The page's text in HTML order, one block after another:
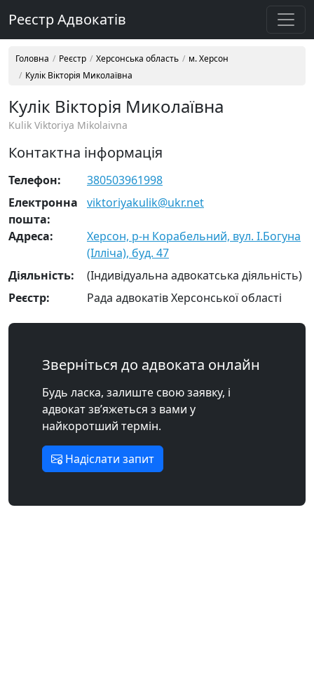
Реєстр Адвокатів
Головна Реєстр Херсонська область
м. Херсон
Кулік Вікторія Миколаївна
Кулік Вікторія Миколаївна
Kulik Viktoriya Mikolaivna
Контактна інформація
Телефон:
380503961998
Електронна
пошта:
viktoriyakulik@ukr.net
Адреса:
Херсон, р-н Корабельний, вул. І.Богуна
(Ілліча), буд. 47
Діяльність:
(Індивідуальна адвокатська діяльність)
Реєстр:
Рада адвокатів Херсонської області
Зверніться до адвоката онлайн
Будь ласка, залиште свою заявку, і
адвокат зв’яжеться з вами у
найкоротший термін.
Надіслати запит